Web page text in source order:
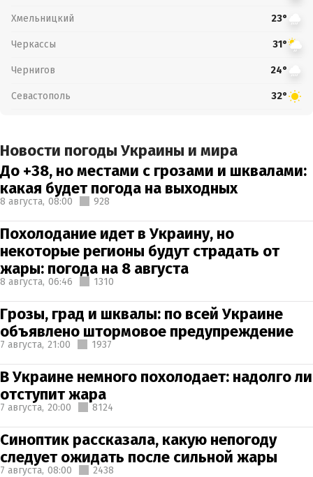
Хмельницкий 23°
Черкассы 31°
Чернигов 24°
Севастополь 32°
Новости погоды Украины и мира
До +38, но местами с грозами и шквалами:
какая будет погода на выходных
8 августа, 08:00 928
Похолодание идет в Украину, но
некоторые регионы будут страдать от
жары: погода на 8 августа
8 августа, 06:46 1310
Грозы, град и шквалы: по всей Украине
объявлено штормовое предупреждение
7 августа, 21:00 1937
В Украине немного похолодает: надолго ли
отступит жара
7 августа, 20:00 8124
Синоптик рассказала, какую непогоду
следует ожидать после сильной жары
7 августа, 08:00 2438